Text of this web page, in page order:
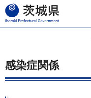
茨城県
感染症関係